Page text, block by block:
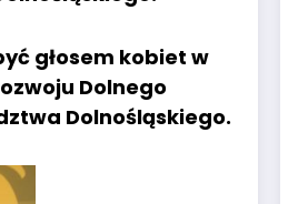
głosem kobiet w
Dolnego
Dolnośląskiego.